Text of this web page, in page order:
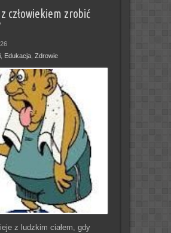
z człowiekiem zrobić
, Edukacja, Zdrowie
z ludzkim ciałem, gdy